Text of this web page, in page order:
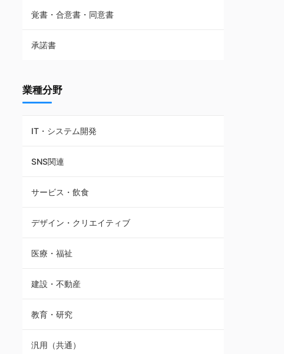
フランチャイズ契約
賃貸借契約
覚書・合意書・同意書
承諾書
業種分野
IT・システム開発
SNS関連
サービス・飲食
デザイン・クリエイティブ
医療・福祉
建設・不動産
教育・研究
汎用（共通）